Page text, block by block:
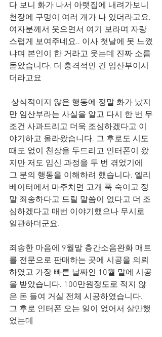
다 보니 화가 나서 아랫집에 내려가보니
천장에 구멍이 여러 개가 나 있더라고요.
여자분께서 웃으면서 여기 보라며 자랑
스럽게 보여주네요.. 이사 첫날에 못 느꼈
냐며 본인이 한 거라고 웃는데 진짜 소름
돋았습니다. 더 충격적인 건 임산부이시
더라고요
만 임산부라는 사실을 알고 다시 한 번 무
조건 사과드리고 더욱 조심하겠다고 이
야기하고 올라왔습니다. 그 후로도 시도
때도 없이 천장을 두드리고 인터폰이 왔
지만 저도 임신 과정을 두 번 겪었기에
그 분의 행동을 이해하려 했습니다. 엘리
베이터에서 마주치면 고개 푹 숙이고 정
말 죄송하다고 드릴 말씀이 없다고 더 조
심하겠다고 매번 이야기했으나 무시로
일관하더군요.
죄송한 마음에 9월말 층간소음완화 매트
를 전문으로 판매하는 곳에 시공을 의뢰
하였고 가장 빠른 날짜인 10월 말에 시공
을 받았습니다. 100만원정도로 적지 않
은 돈 들여 거실 전체 시공하였습니다.
그 후로 인터폰 오는 일이 없어서 살만했
었는데